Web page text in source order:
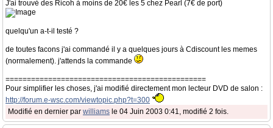
J'ai trouvé des Ricoh à moins de 20€ les 5 chez Pearl (7€ de port)
quelqu'un a-t-il testé ?
de toutes facons j'ai commandé il y a quelques jours à Cdiscount les memes
(normalement). j'attends la commande
===============================================
Pour simplifier les choses, j'ai modifié directement mon lecteur DVD de salon :
http://forum.e-wsc.com/viewtopic.php?t=300
Modifié en dernier par williams le 04 Juin 2003 0:41, modifié 2 fois.